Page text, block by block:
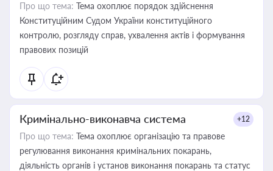
Про що тема: Тема охоплює порядок здійснення
Конституційним Судом України конституційного
контролю, розгляду справ, ухвалення актів і формування
правових позицій
Кримінально-виконавча система +12
Про що тема: Тема охоплює організацію та правове
регулювання виконання кримінальних покарань,
діяльність органів і установ виконання покарань та статус